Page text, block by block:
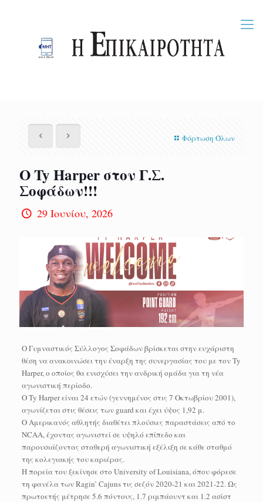
Φόρτωση Όλων
Ο Ty Harper στον Γ.Σ.
Σοφάδων!!!
29 Ιουνίου, 2026
Ο Γυμναστικός Σύλλογος Σοφάδων βρίσκεται στην ευχάριστη
θέση να ανακοινώσει την έναρξη της συνεργασίας του με τον Ty
Harper, ο οποίος θα ενισχύσει την ανδρική ομάδα για τη νέα
αγωνιστική περίοδο.
Ο Ty Harper είναι 24 ετών (γεννημένος στις 7 Οκτωβρίου 2001),
αγωνίζεται στις θέσεις των guard και έχει ύψος 1,92 μ.
Ο Αμερικανός αθλητής διαθέτει πλούσιες παραστάσεις από το
NCAA, έχοντας αγωνιστεί σε υψηλό επίπεδο και
παρουσιάζοντας σταθερή αγωνιστική εξέλιξη σε κάθε σταθμό
της κολεγιακής του καριέρας.
Η πορεία του ξεκίνησε στο University of Louisiana, όπου φόρεσε
τη φανέλα των Ragin’ Cajuns τις σεζόν 2020-21 και 2021-22. Ως
πρωτοετής μέτρησε 5.6 πόντους, 1.7 ριμπάουντ και 1.2 ασίστ